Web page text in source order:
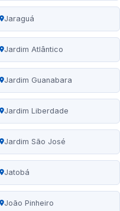
Jaraguá
Jardim Atlântico
Jardim Guanabara
Jardim Liberdade
Jardim São José
Jatobá
João Pinheiro